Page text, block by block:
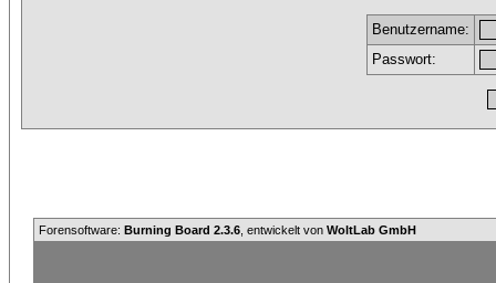
Benutzername:
Passwort:
Forensoftware: Burning Board 2.3.6 , entwickelt von WoltLab GmbH